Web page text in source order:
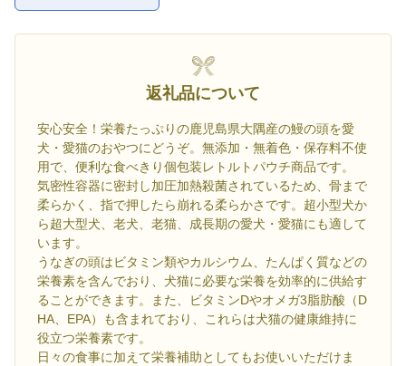
返礼品について
安心安全！栄養たっぷりの鹿児島県大隅産の鰻の頭を愛
犬・愛猫のおやつにどうぞ。無添加・無着色・保存料不使
用で、便利な食べきり個包装レトルトパウチ商品です。
気密性容器に密封し加圧加熱殺菌されているため、骨まで
柔らかく、指で押したら崩れる柔らかさです。超小型犬か
ら超大型犬、老犬、老猫、成長期の愛犬・愛猫にも適して
います。
うなぎの頭はビタミン類やカルシウム、たんぱく質などの
栄養素を含んでおり、犬猫に必要な栄養を効率的に供給す
ることができます。また、ビタミンDやオメガ3脂肪酸（D
HA、EPA）も含まれており、これらは犬猫の健康維持に
役立つ栄養素です。
日々の食事に加えて栄養補助としてもお使いいただけま